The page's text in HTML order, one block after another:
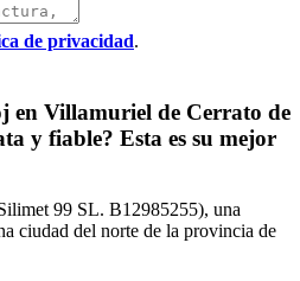
de privacidad.
en Villamuriel de Cerrato de
y fiable? Esta es su mejor
99 SL. B12985255), una
ciudad del norte de la provincia de